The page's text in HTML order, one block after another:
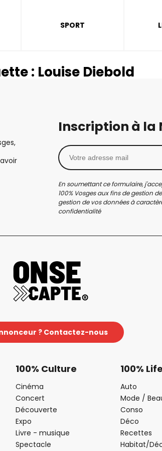
SPORT
: Louise Diebold
Inscription à la
En soumettant ce formulaire,
100% Vosges aux fins de gestion
gestion de vos données à
confidentialité
? Contactez-nous
100% Culture
Cinéma
Concert
Découverte
Expo
Livre - musique
Spectacle
100%
Auto
Mode /
Conso
Déco
Recettes
Habitat/